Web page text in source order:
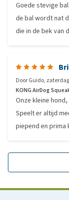
Goede stevige
de bal wordt nat
die in de bek van
DoorGuido,
KONG AirDog
Onze kleine
Speelt er altijd
piepend en prima